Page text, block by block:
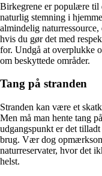
Birkegrene er populære til
naturlig stemning i
almindelig
hvis du gør det med
for. Undgå at overplukke
om beskyttede områder.
Tang på stranden
Stranden kan være et
Men må man hente tang
udgangspunkt er det
brug. Vær dog
naturreservater, hvor det
helst.